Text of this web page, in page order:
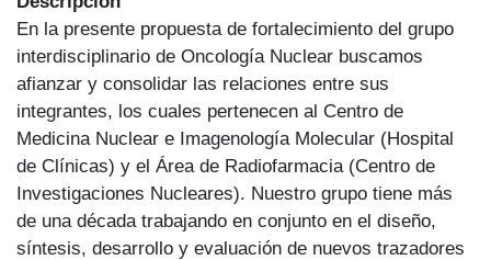
En la presente propuesta de fortalecimiento del grupo
interdisciplinario de Oncología Nuclear buscamos
afianzar y consolidar las relaciones entre sus
integrantes, los cuales pertenecen al Centro de
Medicina Nuclear e Imagenología Molecular (Hospital
de Clínicas) y el Área de Radiofarmacia (Centro de
Investigaciones Nucleares). Nuestro grupo tiene más
de una década trabajando en conjunto en el diseño,
síntesis, desarrollo y evaluación de nuevos trazadores